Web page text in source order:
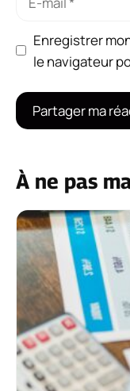
Enregistrer
le navigateur
À ne pas